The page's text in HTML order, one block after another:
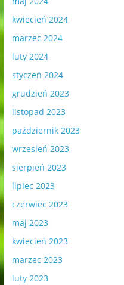
kwiecień 2024
marzec 2024
luty 2024
styczeń 2024
grudzień 2023
listopad 2023
październik 2023
wrzesień 2023
sierpień 2023
lipiec 2023
czerwiec 2023
maj 2023
kwiecień 2023
marzec 2023
luty 2023